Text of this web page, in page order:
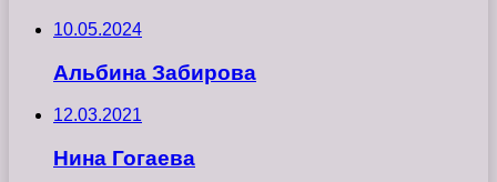
10.05.2024
Альбина Забирова
12.03.2021
Нина Гогаева